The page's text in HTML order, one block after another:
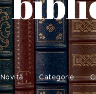
Novità Categorie